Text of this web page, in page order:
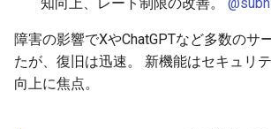
障害の影響でXやChatGPTなど多数のサ
たが、復旧は迅速。 新機能はセキュリ
向上に焦点。